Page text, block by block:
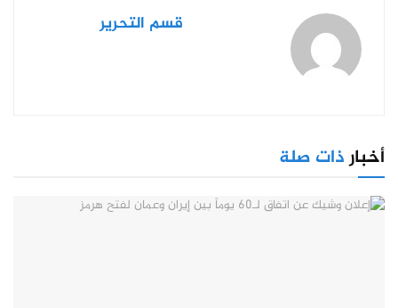
قسم التحرير
أخبارذات صلة